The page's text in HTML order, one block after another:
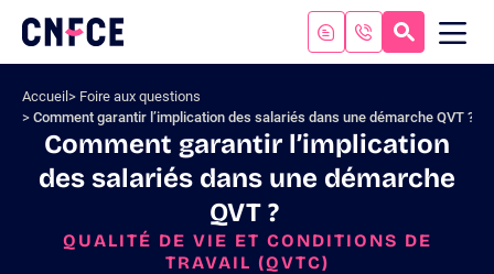
contenu
recherche
Logo
site
Accueil
Foire aux questions
Comment garantir l’implication des salariés dans une démarche QVT ?
Comment garantir l’implication
des salariés dans une démarche
QVT ?
QUALITÉ DE VIE ET CONDITIONS DE
TRAVAIL (QVTC)